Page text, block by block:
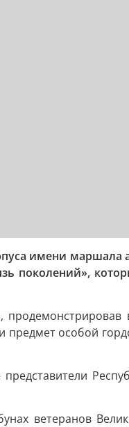
имени
поколений»,
предмет особой
ветеранов